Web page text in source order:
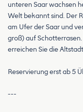
unteren Saar wachsen
Welt bekannt sind. Der
am Ufer der Saar und
groß) auf
erreichen Sie die
Reservierung erst ab 5
---